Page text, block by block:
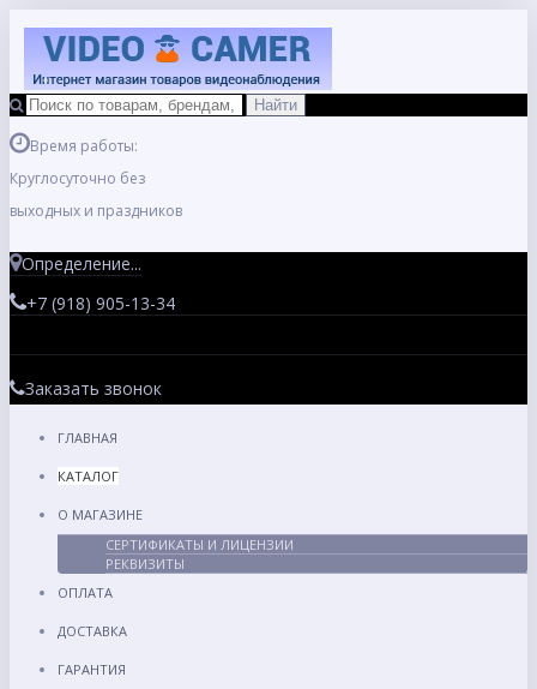
Время работы:
Круглосуточно без
выходных и праздников
Определение...
+7 (918) 905-13-34
Заказать звонок
ГЛАВНАЯ
КАТАЛОГ
О МАГАЗИНЕ
СЕРТИФИКАТЫ И ЛИЦЕНЗИИ
РЕКВИЗИТЫ
ОПЛАТА
ДОСТАВКА
ГАРАНТИЯ